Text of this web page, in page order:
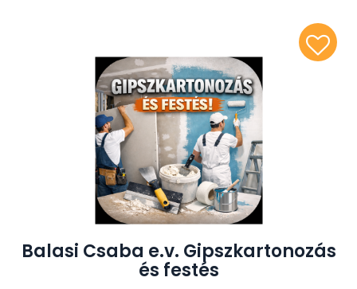
Balasi Csaba e.v. Gipszkartonozás
és festés